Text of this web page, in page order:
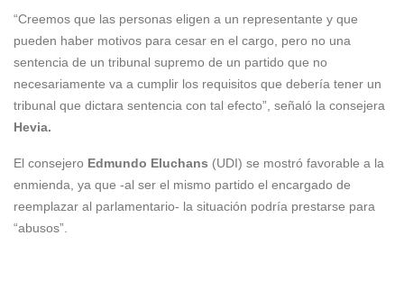
“Creemos que las personas eligen a un representante y que
pueden haber motivos para cesar en el cargo, pero no una
sentencia de un tribunal supremo de un partido que no
necesariamente va a cumplir los requisitos que debería tener un
tribunal que dictara sentencia con tal efecto”, señaló la consejera
Hevia.
El consejero Edmundo Eluchans (UDI) se mostró favorable a la
enmienda, ya que -al ser el mismo partido el encargado de
reemplazar al parlamentario- la situación podría prestarse para
“abusos”.